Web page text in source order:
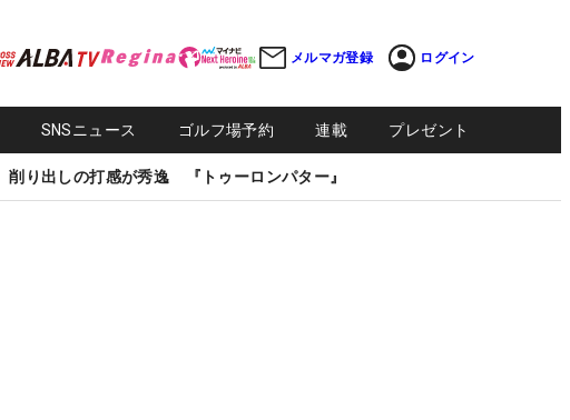
メルマガ登録 ログイン
SNSニュース ゴルフ場予約 連載 プレゼント
削り出しの打感が秀逸 『トゥーロンパター』